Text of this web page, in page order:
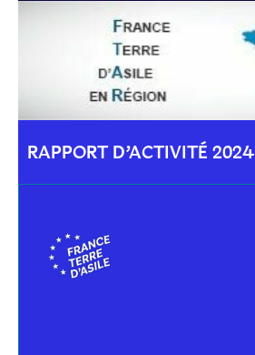
RAPPORT D’ACTIVITÉ 2024